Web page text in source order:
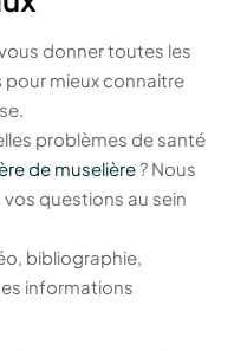
donner toutes les
pour mieux connaitre
problèmes de santé
de muselière? Nous
questions au sein
bibliographie,
informations